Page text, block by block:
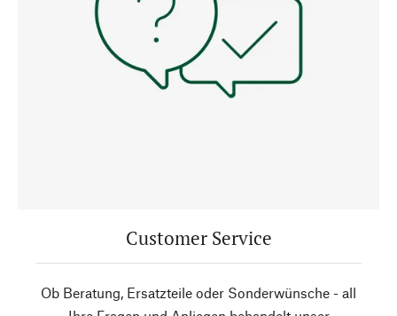
Customer Service
Ob Beratung, Ersatzteile oder Sonderwünsche - all